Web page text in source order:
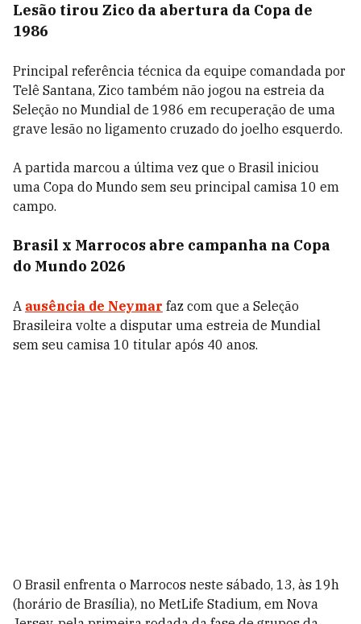
Lesão tirou Zico da abertura da Copa de
1986
Principal referência técnica da equipe comandada por
Telê Santana, Zico também não jogou na estreia da
Seleção no Mundial de 1986 em recuperação de uma
grave lesão no ligamento cruzado do joelho esquerdo.
A partida marcou a última vez que o Brasil iniciou
uma Copa do Mundo sem seu principal camisa 10 em
campo.
Brasil x Marrocos abre campanha na Copa
do Mundo 2026
A ausência de Neymar faz com que a Seleção
Brasileira volte a disputar uma estreia de Mundial
sem seu camisa 10 titular após 40 anos.
O Brasil enfrenta o Marrocos neste sábado, 13, às 19h
(horário de Brasília), no MetLife Stadium, em Nova